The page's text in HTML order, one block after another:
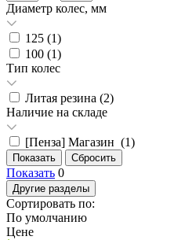
Диаметр колес, мм
125 (1)
100 (1)
Тип колес
Литая резина (2)
Наличие на складе
[Пенза] Магазин (1)
Показать 0
Другие разделы
Сортировать по:
По умолчанию
Цене